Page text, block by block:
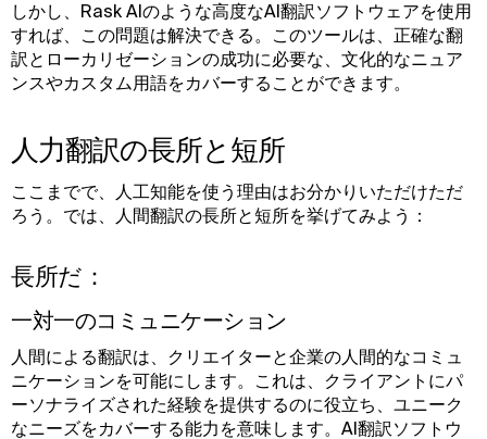
しかし、Rask AIのような高度なAI翻訳ソフトウェアを使用
すれば、この問題は解決できる。このツールは、正確な翻
訳とローカリゼーションの成功に必要な、文化的なニュア
ンスやカスタム用語をカバーすることができます。
人力翻訳の長所と短所
ここまでで、人工知能を使う理由はお分かりいただけただ
ろう。では、人間翻訳の長所と短所を挙げてみよう：
長所だ：
一対一のコミュニケーション
人間による翻訳は、クリエイターと企業の人間的なコミュ
ニケーションを可能にします。これは、クライアントにパ
ーソナライズされた経験を提供するのに役立ち、ユニーク
なニーズをカバーする能力を意味します。AI翻訳ソフトウ